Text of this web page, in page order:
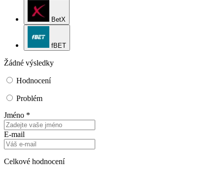
BetX
fBET
Žádné výsledky
Hodnocení
Problém
Jméno *
E-mail
Celkové hodnocení